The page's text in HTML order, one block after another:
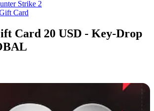
Strike 2
Card
Card 20 USD - Key-Drop